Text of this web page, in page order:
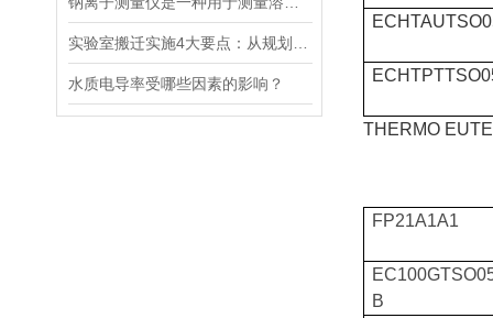
水质电导率受哪些因素的影响？
THERMO
FP21A1A1
B